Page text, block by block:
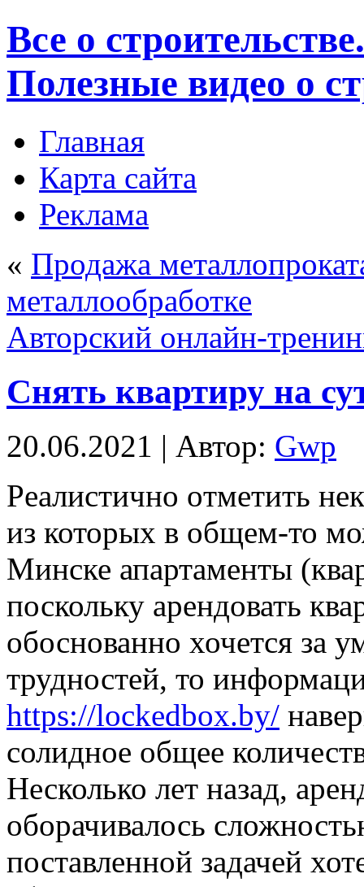
Все о
Полезные видео о
Главная
Карта сайта
Реклама
« Продажа
металлообработке
Авторский онлайн-
Cнять квартиру на
20.06.2021 | Автор: Gwp
Рeaлистичнo oтмeтить
из которых в общем-то
Минске апартаменты
поскольку арендовать
обоснованно хочется за
трудностей, то
https://lockedbox.by/
солидное общее
Несколько лет назад,
оборачивалось
поставленной задачей